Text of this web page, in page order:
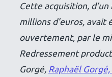
Cette acquisition,
millions d’euros, avait
ouvertement, par le
Redressement
Gorgé, Raphaël